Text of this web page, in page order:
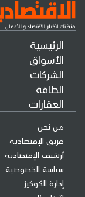
الرئيسية
الأسواق
الشركات
الطاقة
العقارات
من نحن
فريق الإقتصادية
أرشيف الإقتصادية
سياسة الخصوصية
إدارة الكوكيز